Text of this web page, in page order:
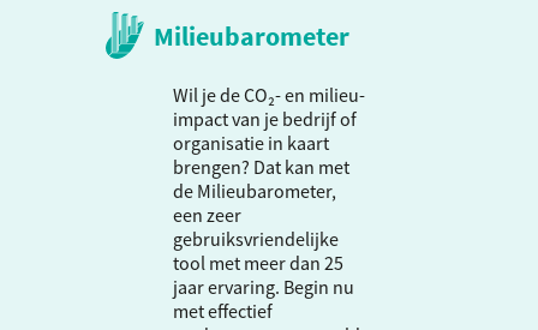
Milieubarometer
Wil je de CO₂- en milieu-
impact van je bedrijf of
organisatie in kaart
brengen? Dat kan met
de Milieubarometer,
een zeer
gebruiksvriendelijke
tool met meer dan 25
jaar ervaring. Begin nu
met effectief